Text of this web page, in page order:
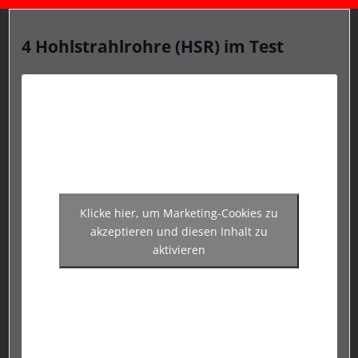
4 Hohlstrahlrohre (HSR) im Test
Klicke hier, um Marketing-Cookies zu
akzeptieren und diesen Inhalt zu
aktivieren